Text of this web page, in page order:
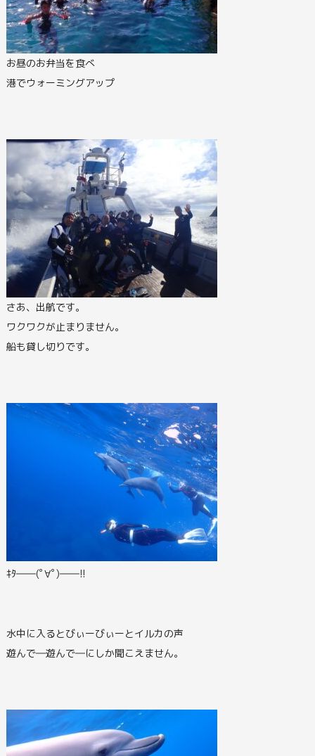
お昼のお弁当を食べ
港でウォーミングアップ
さあ、出航です。
ワクワクが止まりません。
船も貸し切りです。
ｷﾀ――(ﾟ∀ﾟ)――!!
水中に入るとびぃーびぃーとイルカの声
遊んで―遊んで―にしか聞こえません。